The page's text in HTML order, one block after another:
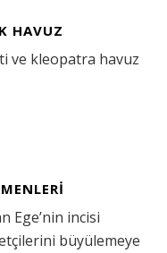
HAVUZ
ve kleopatra havuz
Ege’nin incisi
büyülemeye